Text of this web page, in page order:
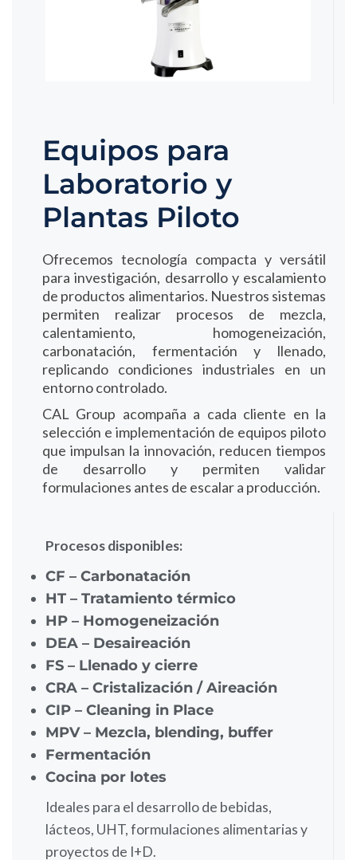
Equipos para
Laboratorio y
Plantas Piloto
Ofrecemos tecnología compacta y versátil
para investigación, desarrollo y escalamiento
de productos alimentarios. Nuestros sistemas
permiten realizar procesos de mezcla,
calentamiento, homogeneización,
carbonatación, fermentación y llenado,
replicando condiciones industriales en un
entorno controlado.
CAL Group acompaña a cada cliente en la
selección e implementación de equipos piloto
que impulsan la innovación, reducen tiempos
de desarrollo y permiten validar
formulaciones antes de escalar a producción.
Procesos disponibles:
CF – Carbonatación
HT – Tratamiento térmico
HP – Homogeneización
DEA – Desaireación
FS – Llenado y cierre
CRA – Cristalización / Aireación
CIP – Cleaning in Place
MPV – Mezcla, blending, buffer
Fermentación
Cocina por lotes
Ideales para el desarrollo de bebidas,
lácteos, UHT, formulaciones alimentarias y
proyectos de I+D.